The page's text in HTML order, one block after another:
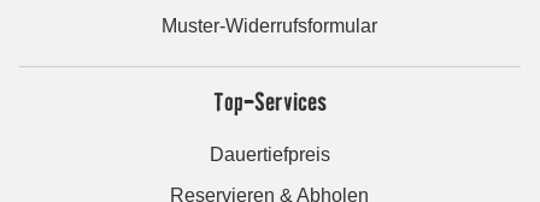
Muster-Widerrufsformular
Top-Services
Dauertiefpreis
Reservieren & Abholen